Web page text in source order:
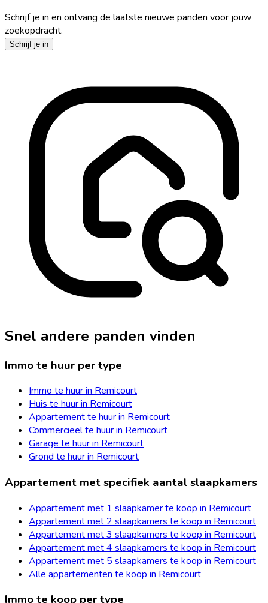
Schrijf je in en ontvang de laatste nieuwe panden voor jouw
zoekopdracht.
Schrijf je in
Snel andere panden vinden
Immo te huur per type
Immo te huur in Remicourt
Huis te huur in Remicourt
Appartement te huur in Remicourt
Commercieel te huur in Remicourt
Garage te huur in Remicourt
Grond te huur in Remicourt
Appartement met specifiek aantal slaapkamers
Appartement met 1 slaapkamer te koop in Remicourt
Appartement met 2 slaapkamers te koop in Remicourt
Appartement met 3 slaapkamers te koop in Remicourt
Appartement met 4 slaapkamers te koop in Remicourt
Appartement met 5 slaapkamers te koop in Remicourt
Alle appartementen te koop in Remicourt
Immo te koop per type